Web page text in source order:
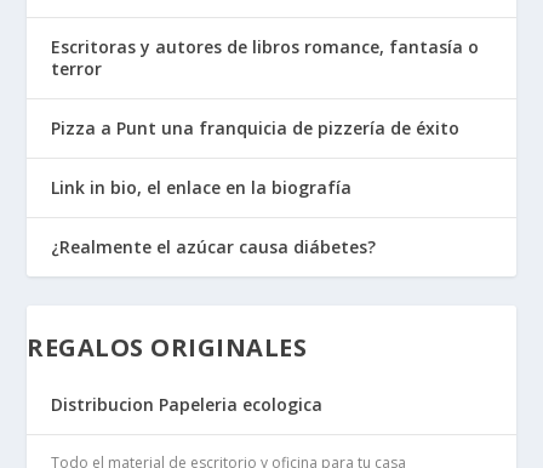
Escritoras y autores de libros romance, fantasía o
terror
Pizza a Punt una franquicia de pizzería de éxito
Link in bio, el enlace en la biografía
¿Realmente el azúcar causa diábetes?
REGALOS ORIGINALES
Distribucion Papeleria ecologica
Todo el material de escritorio y oficina para tu casa